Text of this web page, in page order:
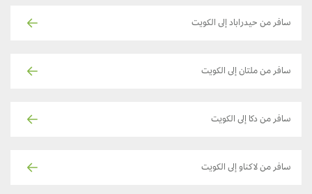
سافر من حيدراباد إلى الكويت
سافر من ملتان إلى الكويت
سافر من دكا إلى الكويت
سافر من لاكناو إلى الكويت